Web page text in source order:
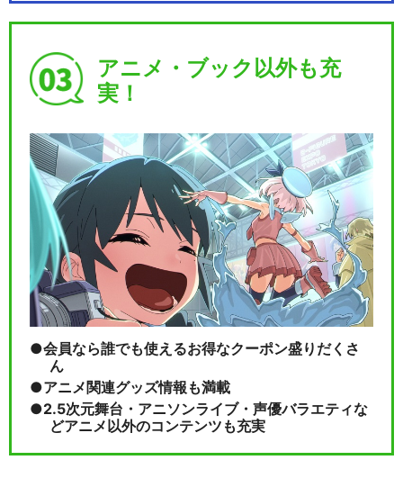
アニメ・ブック以外も充
実！
会員なら誰でも使えるお得なクーポン盛りだくさ
ん
アニメ関連グッズ情報も満載
2.5次元舞台・アニソンライブ・声優バラエティな
どアニメ以外のコンテンツも充実